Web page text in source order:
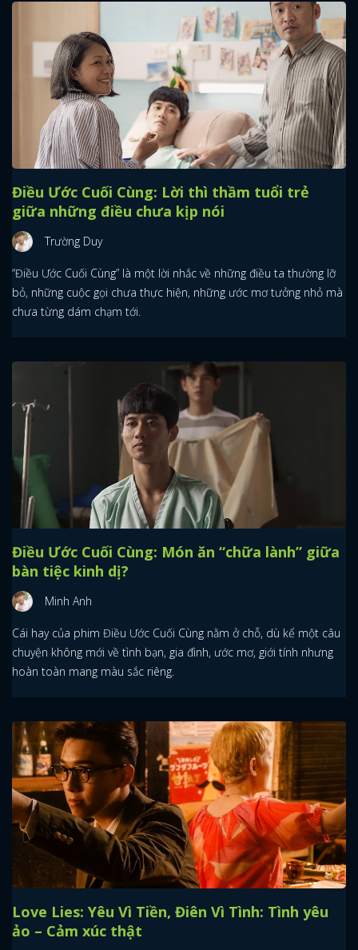
Điều Ước Cuối Cùng: Lời thì thầm tuổi trẻ
giữa những điều chưa kịp nói
Trường Duy
“Điều Ước Cuối Cùng” là một lời nhắc về những điều ta thường lỡ
bỏ, những cuộc gọi chưa thực hiện, những ước mơ tưởng nhỏ mà
chưa từng dám chạm tới.
Điều Ước Cuối Cùng: Món ăn “chữa lành” giữa
bàn tiệc kinh dị?
Minh Anh
Cái hay của phim Điều Ước Cuối Cùng nằm ở chỗ, dù kể một câu
chuyện không mới về tình bạn, gia đình, ước mơ, giới tính nhưng
hoàn toàn mang màu sắc riêng.
Love Lies: Yêu Vì Tiền, Điên Vì Tình: Tình yêu
ảo – Cảm xúc thật